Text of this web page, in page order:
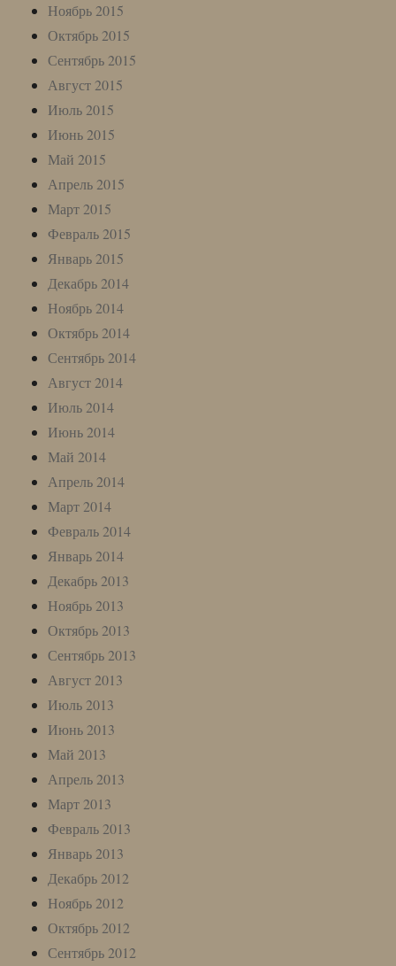
Ноябрь 2015
Октябрь 2015
Сентябрь 2015
Август 2015
Июль 2015
Июнь 2015
Май 2015
Апрель 2015
Март 2015
Февраль 2015
Январь 2015
Декабрь 2014
Ноябрь 2014
Октябрь 2014
Сентябрь 2014
Август 2014
Июль 2014
Июнь 2014
Май 2014
Апрель 2014
Март 2014
Февраль 2014
Январь 2014
Декабрь 2013
Ноябрь 2013
Октябрь 2013
Сентябрь 2013
Август 2013
Июль 2013
Июнь 2013
Май 2013
Апрель 2013
Март 2013
Февраль 2013
Январь 2013
Декабрь 2012
Ноябрь 2012
Октябрь 2012
Сентябрь 2012